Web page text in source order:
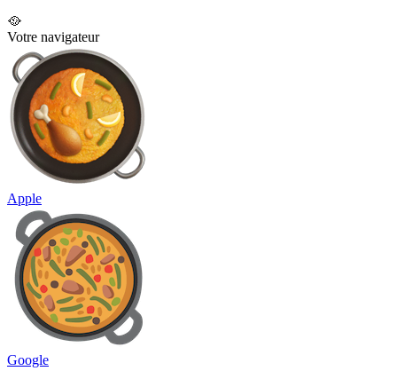
🥘
Votre navigateur
Apple
Google